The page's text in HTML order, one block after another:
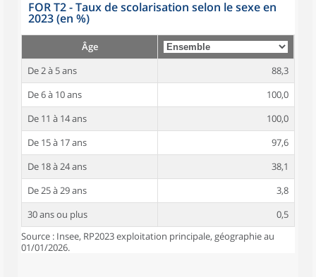
FOR T2 - Taux de scolarisation selon le sexe en
2023 (en %)
Âge
De 2 à 5 ans
88,3
De 6 à 10 ans
100,0
De 11 à 14 ans
100,0
De 15 à 17 ans
97,6
De 18 à 24 ans
38,1
De 25 à 29 ans
3,8
30 ans ou plus
0,5
Source : Insee, RP2023 exploitation principale, géographie au
01/01/2026.